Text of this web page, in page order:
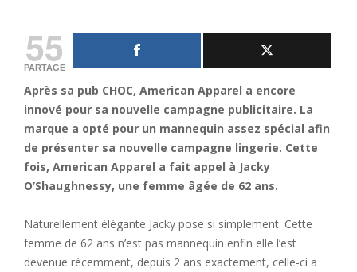
55
PARTAGE
Après sa pub CHOC, American Apparel a encore
innové pour sa nouvelle campagne publicitaire. La
marque a opté pour un mannequin assez spécial afin
de présenter sa nouvelle campagne lingerie. Cette
fois, American Apparel a fait appel à Jacky
O’Shaughnessy, une femme âgée de 62 ans.
Naturellement élégante Jacky pose si simplement. Cette
femme de 62 ans n’est pas mannequin enfin elle l’est
devenue récemment, depuis 2 ans exactement, celle-ci a